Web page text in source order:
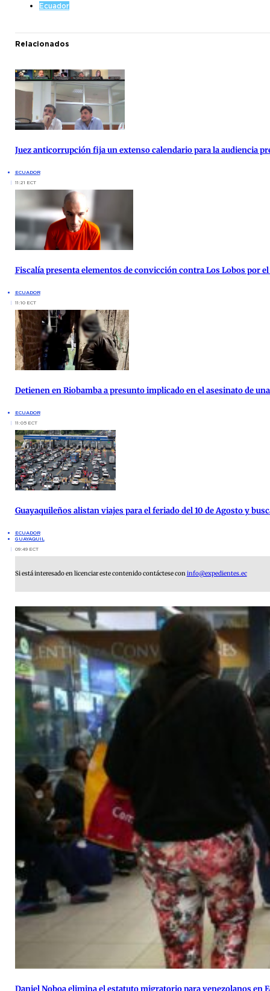
Ecuador
Relacionados
Juez anticorrupción fija un extenso calendario para la audiencia
ECUADOR
11:21 ECT
Fiscalía presenta elementos de convicción contra Los Lobos por
ECUADOR
11:10 ECT
Detienen en Riobamba a presunto implicado en el asesinato de
ECUADOR
11:05 ECT
Guayaquileños alistan viajes para el feriado del 10 de Agosto y
ECUADOR
GUAYAQUIL
09:49 ECT
Si está interesado en licenciar este contenido contáctese coninfo@expedientes.ec
Daniel Noboa elimina el estatuto migratorio para venezolanos en